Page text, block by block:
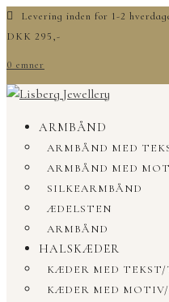
Levering inden for 1-2
DKK 295,-
0 emner
ARMBÅND
ARMBÅND MED
ARMBÅND MED
SILKEARMBÅND
ÆDELSTEN
ARMBÅND
HALSKÆDER
KÆDER MED
KÆDER MED MOTIV/